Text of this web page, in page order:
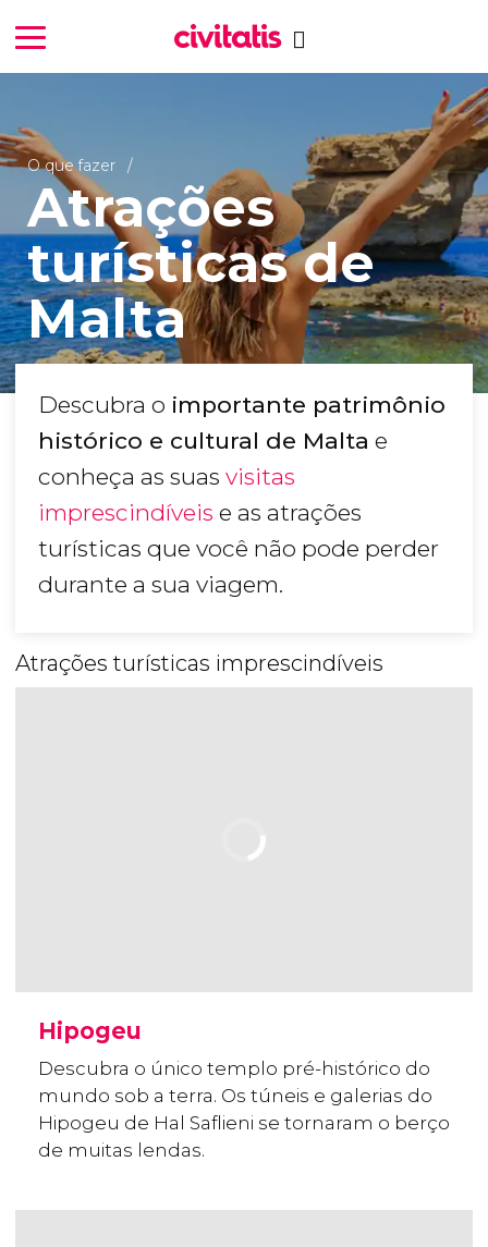
O que fazer
Atrações
turísticas de
Malta
Descubra o importante patrimônio
histórico e cultural de Malta e
conheça as suas visitas
imprescindíveis e as atrações
turísticas que você não pode perder
durante a sua viagem.
Atrações turísticas imprescindíveis
Hipogeu
Descubra o único templo pré-histórico do
mundo sob a terra. Os túneis e galerias do
Hipogeu de Hal Saflieni se tornaram o berço
de muitas lendas.